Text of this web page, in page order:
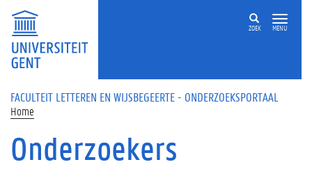
Overslaan en naar de inhoud gaan
ZOEK MENU
FACULTEIT LETTEREN EN WIJSBEGEERTE - ONDERZOEKSPORTAAL
Home
Onderzoekers